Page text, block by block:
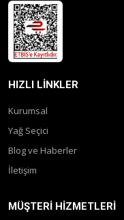
HIZLI LINKLER
Kurumsal
Yağ Seçici
Blog ve Haberler
İletişim
MÜŞTERI HIZMETLERI